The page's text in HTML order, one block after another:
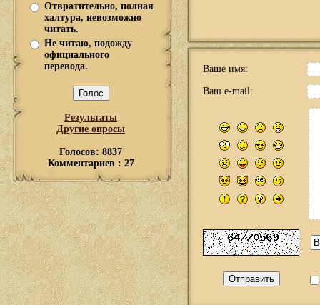
Отвратительно, полная
халтура, невозможно
читать.
Не читаю, подожду
официального
перевода.
Результаты
Другие опросы
Голосов: 8837
Комментариев : 27
Ваше имя:
Ваш e-mail: